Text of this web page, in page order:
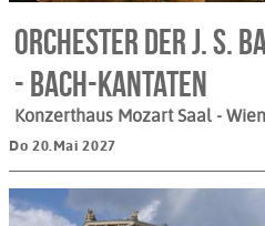
Orchester der J. S.
- Bach-Kantaten
Konzerthaus Mozart Saal - Wien
Do 20.Mai 2027